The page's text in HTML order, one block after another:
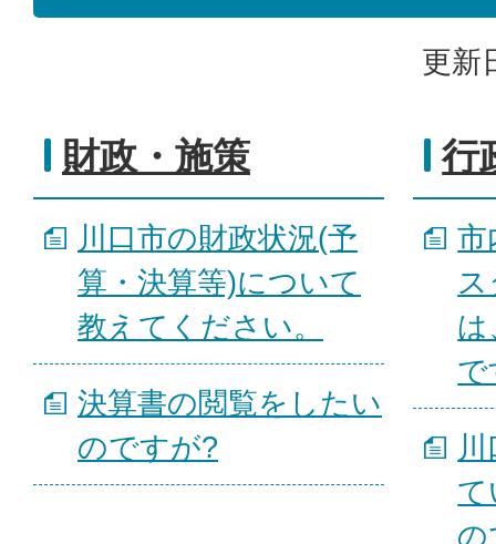
更新
財政・施策
川口市の財政状況(予
算・決算等)について
教えてください。
決算書の閲覧をしたい
のですが?
行
市
で
て
の